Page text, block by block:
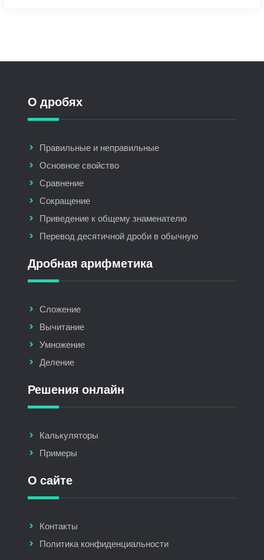
О дробях
Правильные и неправильные
Основное свойство
Сравнение
Сокращение
Приведение к общему знаменателю
Перевод десятичной дроби в обычную
Дробная арифметика
Сложение
Вычитание
Умножение
Деление
Решения онлайн
Калькуляторы
Примеры
О сайте
Контакты
Политика конфиденциальности